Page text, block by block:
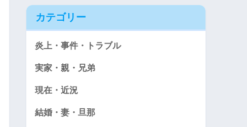
カテゴリー
炎上・事件・トラブル
実家・親・兄弟
現在・近況
結婚・妻・旦那